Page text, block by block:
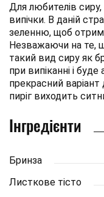
Для любителів
випічки. В даній
зеленню, щоб
Незважаючи на те,
такий вид сиру як
при випіканні і
прекрасний
пиріг виходить
Інгредієнти
Бринза
Листкове тісто